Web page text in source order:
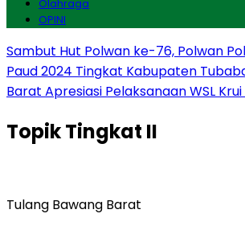
Olahraga
OPINI
Sambut Hut Polwan ke-76, Polwan
Paud 2024 Tingkat Kabupaten
Barat Apresiasi Pelaksanaan WSL
TopikTingkat II
Tulang Bawang Barat